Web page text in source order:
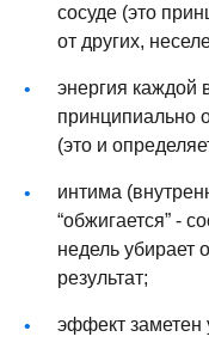
сосуде (это
от других,
энергия каждой
принципиально
(это и
интима
“обжигается” -
недель убирает
результат;
эффект